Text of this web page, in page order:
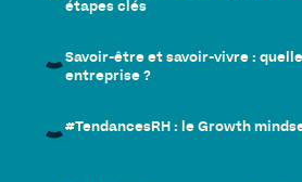
étapes clés
Savoir-être et savoir-vivre :
entreprise ?
#TendancesRH : le Growth